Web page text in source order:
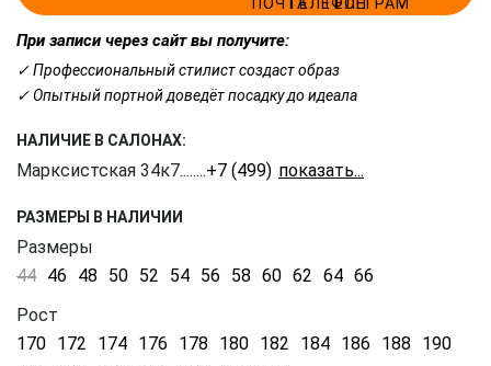
При записи через сайт вы получите:
✓ Профессиональный стилист создаст образ
✓ Опытный портной доведёт посадку до идеала
НАЛИЧИЕ В САЛОНАХ:
Марксистская 34к7........+7 (499) 350-41-77
РАЗМЕРЫ В НАЛИЧИИ
Размеры
44 46 48 50 52 54 56 58 60 62 64 66
Рост
170 172 174 176 178 180 182 184 186 188 190